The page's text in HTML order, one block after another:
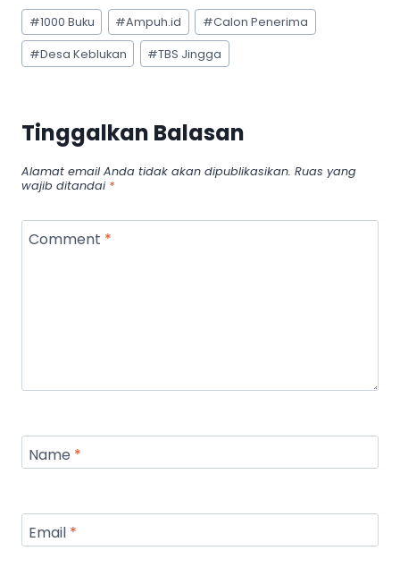
Post
Tags:
#1000 Buku #Ampuh.id #Calon Penerima
#Desa Keblukan #TBS Jingga
Tinggalkan Balasan
Alamat email Anda tidak akan dipublikasikan. Ruas yang
wajib ditandai *
Comment *
Name *
Email *